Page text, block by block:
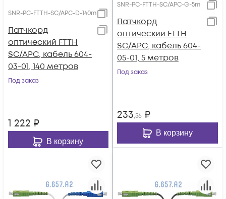
SNR-PC-FTTH-SC/APC-D-140m
Патчкорд
оптический FTTH
SC/APC, кабель 604-
03-01, 140 метров
Под заказ
1 222 ₽
В корзину
SNR-PC-FTTH-SC/APC-G-5m
Патчкорд
оптический FTTH
SC/APC, кабель 604-
05-01, 5 метров
Под заказ
233,56 ₽
В корзину